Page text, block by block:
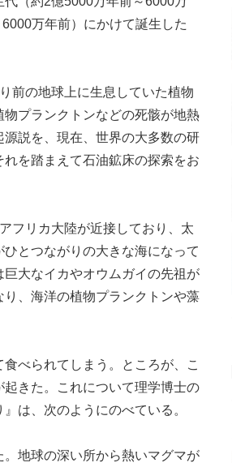
万年前）にかけて誕生した
前の地球上に生息していた植物
プランクトンなどの死骸が地熱
説を、現在、世界の大多数の研
を踏まえて石油鉱床の探索をお
フリカ大陸が近接しており、太
とつながりの大きな海になって
大なイカやオウムガイの先祖が
、海洋の植物プランクトンや藻
べられてしまう。ところが、こ
きた。これについて理学博士の
は、次のようにのべている。
地球の深い所から熱いマグマが